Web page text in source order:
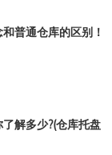
普通仓库的区别！
解多少?(仓库托盘